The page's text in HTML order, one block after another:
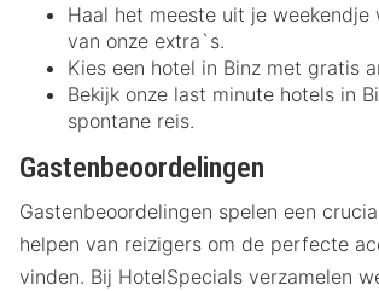
Haal het meeste uit je weekendje
van onze extra`s.
Kies een hotel in Binz met gratis
Bekijk onze last minute hotels in
spontane reis.
Gastenbeoordelingen
Gastenbeoordelingen spelen een
helpen van reizigers om de perfecte
vinden. Bij HotelSpecials verzamelen